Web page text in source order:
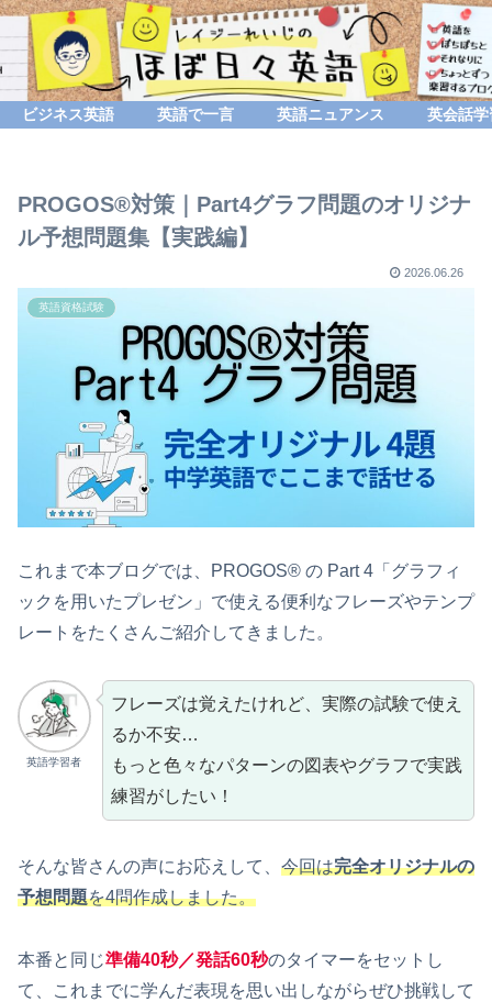
ビジネス英語 英語で一言 英語ニュアンス 英会話学
PROGOS®対策｜Part4グラフ問題のオリジナ
ル予想問題集【実践編】
2026.06.26
英語資格試験
これまで本ブログでは、PROGOS® の Part 4「グラフィ
ックを用いたプレゼン」で使える便利なフレーズやテンプ
レートをたくさんご紹介してきました。
英語学習者
フレーズは覚えたけれど、実際の試験で使え
るか不安…
もっと色々なパターンの図表やグラフで実践
練習がしたい！
そんな皆さんの声にお応えして、 今回は完全オリジナルの
予想問題を4問作成しました。
本番と同じ準備40秒／発話60秒のタイマーをセットし
て、これまでに学んだ表現を思い出しながらぜひ挑戦して